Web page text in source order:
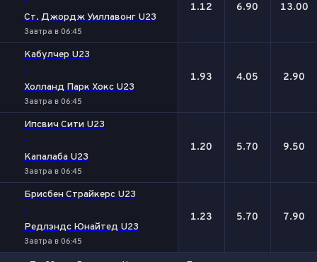
Ст. Джордж Уиллавонг U23
Завтра в 06:45
1.12 6.90 13.00
Кабулчер U23
-
Холланд Парк Хокс U23
Завтра в 06:45
1.93 4.05 2.90
Ипсвич Сити U23
-
Капалаба U23
Завтра в 06:45
1.20 5.70 9.50
Брисбен Страйкерс U23
-
Редлэндс Юнайтед U23
Завтра в 06:45
1.23 5.70 7.90